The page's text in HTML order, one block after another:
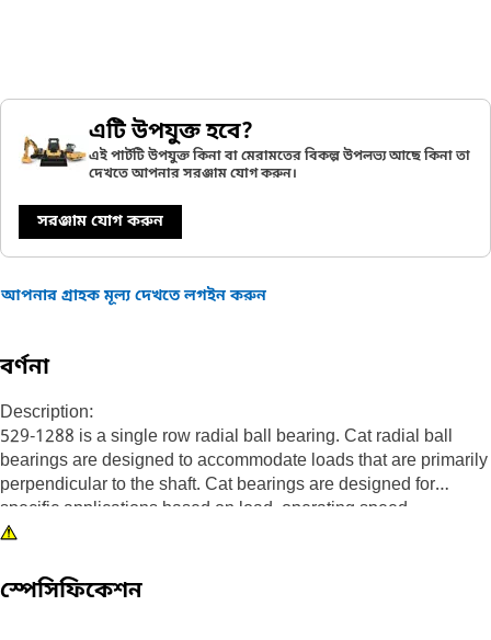
এটি উপযুক্ত হবে?
এই পার্টটি উপযুক্ত কিনা বা মেরামতের বিকল্প উপলভ্য আছে কিনা তা
দেখতে আপনার সরঞ্জাম যোগ করুন।
সরঞ্জাম যোগ করুন
আপনার গ্রাহক মূল্য দেখতে লগইন করুন
বর্ণনা
Description:
529-1288 is a single row radial ball bearing. Cat radial ball
bearings are designed to accommodate loads that are primarily
perpendicular to the shaft. Cat bearings are designed for
specific applications based on load, operating speed,
temperature range, size, and past performance and are
performance.
স্পেসিফিকেশন